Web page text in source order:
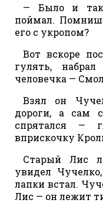
— Было и
поймал.
его с укропом?
Вот вскоре
гулять,
человечка —
Взял он
дороги, а сам
спрятался —
вприскочку
Старый Лис
увидел
лапки встал.
Лис — он лежит